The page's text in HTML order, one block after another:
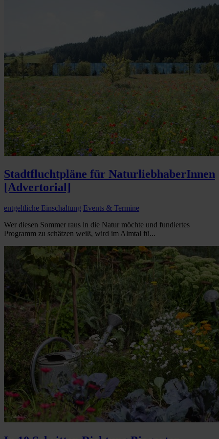
Stadtfluchtpläne für NaturliebhaberInnen
[Advertorial]
entgeltliche Einschaltung Events & Termine
Wer diesen Sommer raus in die Natur möchte und fundiertes
Programm zu schätzen weiß, wird im Almtal fü...